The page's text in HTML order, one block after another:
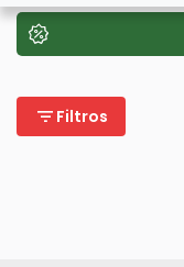
filter_list Filtros